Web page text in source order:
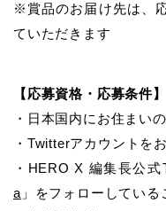
※賞品のお届け先は、
ていただきます
【応募資格・応募条件】
・日本国内にお住まい
・Twitterアカウントを
・HERO X 編集長公
a 」をフォローしている